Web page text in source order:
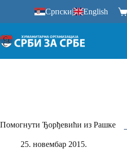
Српски| English
Помогнути Ђорђевићи из Рашке
25. новембар 2015.